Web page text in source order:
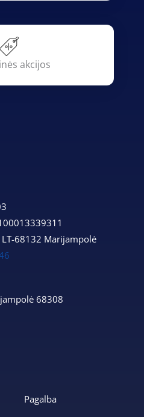
akcijos
68132 Marijampolė
68308
Pagalba